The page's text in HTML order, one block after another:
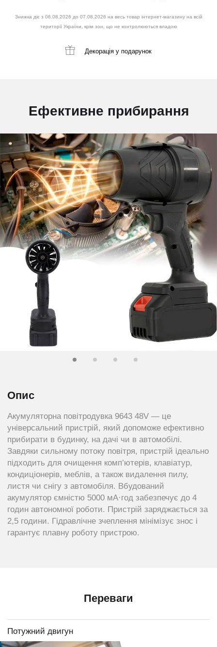
Знижка діє з 06.08.2026 до 07.08.2026 на весь товар інтернет-магазину на всій
території України, крім зон, що не контролюються владою
Декорація у подарунок
Ефективне прибирання
Опис
Акумуляторна повітродувка 9643 48V — це
універсальний пристрій, який допоможе ефективно
прибирати в будинку, на дачі чи в автомобілі.
Завдяки сильному потоку повітря, пристрій ідеально
підходить для очищення комп’ютерів, клавіатур,
кондиціонерів, меблів, а також видалення пилу,
листя чи снігу з автомобіля. Вбудований
акумулятор ємністю 5000 мА·год забезпечує до 4
годин автономної роботи. Пристрій заряджається за
2,5 години. Гідравлічне зчеплення мінімізує знос і
гарантує плавну роботу пристрою.
Переваги
Потужний двигун